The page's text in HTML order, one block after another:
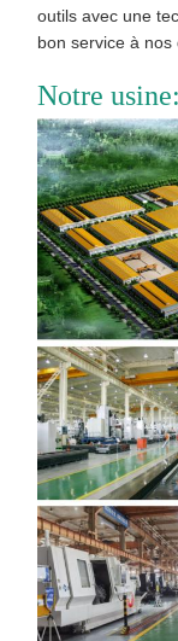
outils avec une
bon service à
Notre usine: